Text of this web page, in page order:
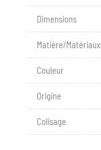
Dimensions
Matière/Matériaux
Couleur
Origine
Colisage